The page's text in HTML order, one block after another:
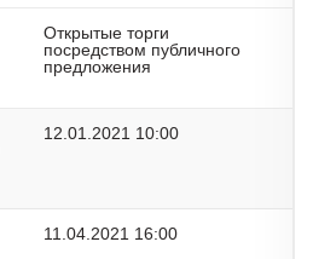
Открытые торги
посредством публичного
предложения
12.01.2021 10:00
11.04.2021 16:00